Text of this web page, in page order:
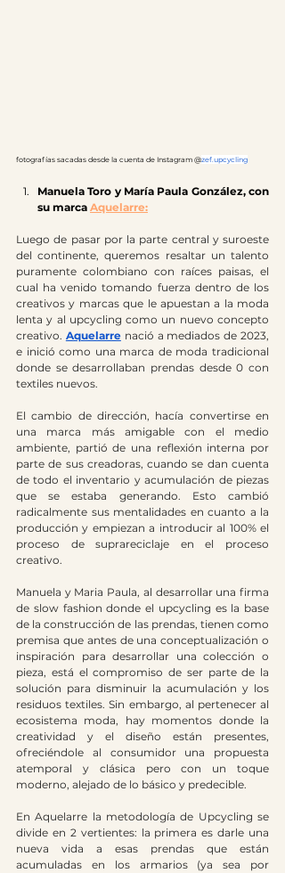
fotografías sacadas desde la cuenta de Instagram @zef.upcycling
Manuela Toro y María Paula González, con
su marca Aquelarre:
Luego de pasar por la parte central y suroeste
del continente, queremos resaltar un talento
puramente colombiano con raíces paisas, el
cual ha venido tomando fuerza dentro de los
creativos y marcas que le apuestan a la moda
lenta y al upcycling como un nuevo concepto
creativo. Aquelarre nació a mediados de 2023,
e inició como una marca de moda tradicional
donde se desarrollaban prendas desde 0 con
textiles nuevos.
El cambio de dirección, hacía convertirse en
una marca más amigable con el medio
ambiente, partió de una reflexión interna por
parte de sus creadoras, cuando se dan cuenta
de todo el inventario y acumulación de piezas
que se estaba generando. Esto cambió
radicalmente sus mentalidades en cuanto a la
producción y empiezan a introducir al 100% el
proceso de suprareciclaje en el proceso
creativo.
Manuela y Maria Paula, al desarrollar una firma
de slow fashion donde el upcycling es la base
de la construcción de las prendas, tienen como
premisa que antes de una conceptualización o
inspiración para desarrollar una colección o
pieza, está el compromiso de ser parte de la
solución para disminuir la acumulación y los
residuos textiles. Sin embargo, al pertenecer al
ecosistema moda, hay momentos donde la
creatividad y el diseño están presentes,
ofreciéndole al consumidor una propuesta
atemporal y clásica pero con un toque
moderno, alejado de lo básico y predecible.
En Aquelarre la metodología de Upcycling se
divide en 2 vertientes: la primera es darle una
nueva vida a esas prendas que están
acumuladas en los armarios (ya sea por